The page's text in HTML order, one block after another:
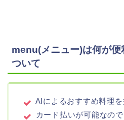
menu(メニュー)は何が便
ついて
AIによるおすすめ料理
カード払いが可能なの